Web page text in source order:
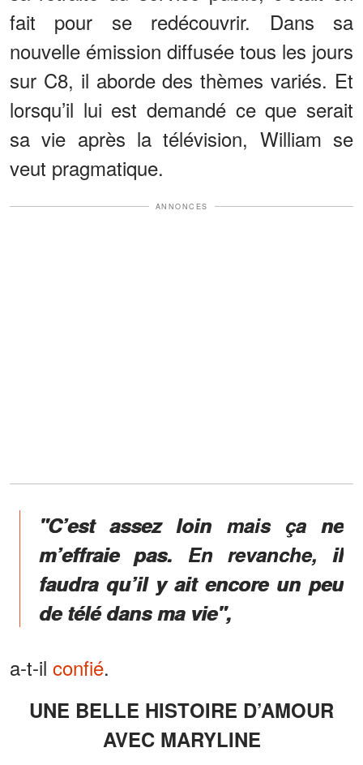
fait pour se redécouvrir. Dans sa
nouvelle émission diffusée tous les jours
sur C8, il aborde des thèmes variés. Et
lorsqu’il lui est demandé ce que serait
sa vie après la télévision, William se
veut pragmatique.
ANNONCES
"C’est assez loin mais ça ne
m’effraie pas. En revanche, il
faudra qu’il y ait encore un peu
de télé dans ma vie",
a-t-il confié.
UNE BELLE HISTOIRE D’AMOUR
AVEC MARYLINE